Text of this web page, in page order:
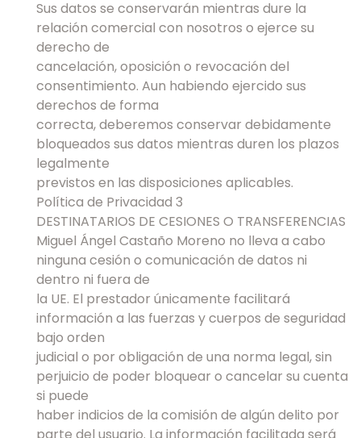
Sus datos se conservarán mientras dure la
relación comercial con nosotros o ejerce su
derecho de
cancelación, oposición o revocación del
consentimiento. Aun habiendo ejercido sus
derechos de forma
correcta, deberemos conservar debidamente
bloqueados sus datos mientras duren los plazos
legalmente
previstos en las disposiciones aplicables.
Política de Privacidad 3
DESTINATARIOS DE CESIONES O TRANSFERENCIAS
Miguel Ángel Castaño Moreno no lleva a cabo
ninguna cesión o comunicación de datos ni
dentro ni fuera de
la UE. El prestador únicamente facilitará
información a las fuerzas y cuerpos de seguridad
bajo orden
judicial o por obligación de una norma legal, sin
perjuicio de poder bloquear o cancelar su cuenta
si puede
haber indicios de la comisión de algún delito por